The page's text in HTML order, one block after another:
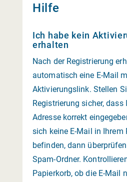
Hilfe
Ich habe kein
erhalten
Nach der Registrierung
automatisch eine E-Mail
Aktivierungslink. Stellen
Registrierung sicher, dass
Adresse korrekt
sich keine E-Mail in Ihrem
befinden, dann
Spam-Ordner.
Papierkorb, ob die E-Mail